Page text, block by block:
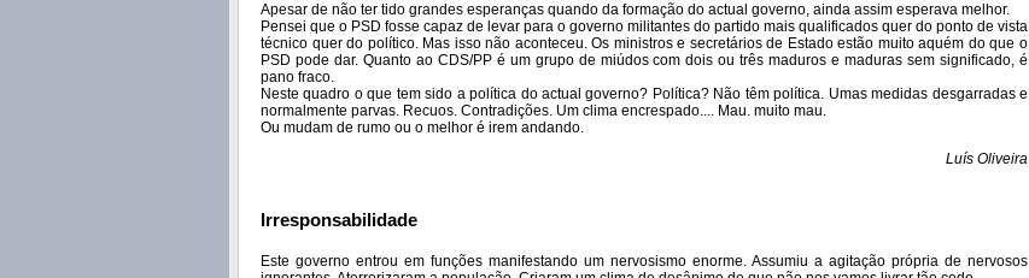
Apesar de não ter tido grandes esperanças quando da formação do actual governo, ainda assim esperava melhor.
Pensei que o PSD fosse capaz de levar para o governo militantes do partido mais qualificados quer do ponto de vista
técnico quer do político. Mas isso não aconteceu. Os ministros e secretários de Estado estão muito aquém do que o
PSD pode dar. Quanto ao CDS/PP é um grupo de miúdos com dois ou três maduros e maduras sem significado, é
pano fraco.
Neste quadro o que tem sido a política do actual governo? Política? Não têm política. Umas medidas desgarradas e
normalmente parvas. Recuos. Contradições. Um clima encrespado.... Mau. muito mau.
Ou mudam de rumo ou o melhor é irem andando.
Luís Oliveira
Irresponsabilidade
Este governo entrou em funções manifestando um nervosismo enorme. Assumiu a agitação própria de nervosos